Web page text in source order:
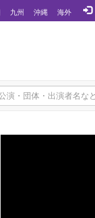
九州 沖縄 海外